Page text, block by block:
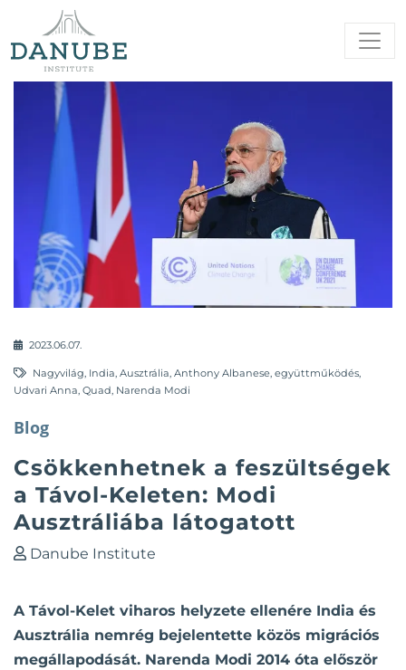
2023.06.07.
Nagyvilág, India, Ausztrália, Anthony Albanese, együttműködés,
Udvari Anna, Quad, Narenda Modi
Blog
Csökkenhetnek a feszültségek
a Távol-Keleten: Modi
Ausztráliába látogatott
Danube Institute
A Távol-Kelet viharos helyzete ellenére India és
Ausztrália nemrég bejelentette közös migrációs
megállapodását. Narenda Modi 2014 óta először